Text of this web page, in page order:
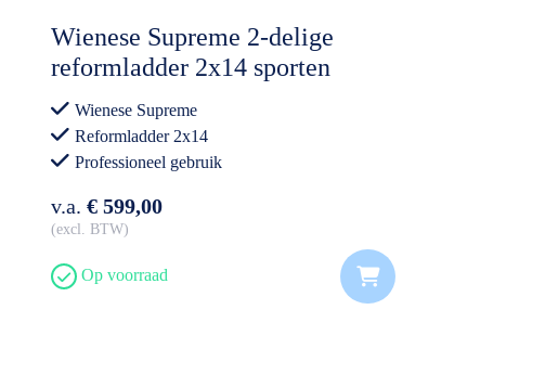
Wienese Supreme 2-delige
reformladder 2x14 sporten
Wienese Supreme
Reformladder 2x14
Professioneel gebruik
v.a. € 599,00
excl. BTW
Op voorraad